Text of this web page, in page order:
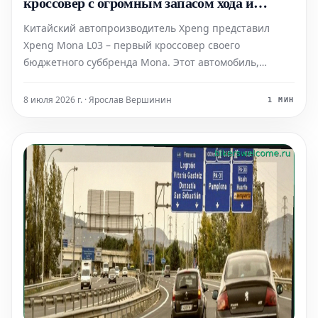
передовыми технологиями по доступной
цене
Китайский автопроизводитель Xpeng представил
Xpeng Mona L03 – первый кроссовер своего
бюджетного суббренда Mona. Этот автомобиль,
себе передовые технологии, аэродинамический
8 июля 2026 г. · Ярослав Вершинин 1 МИН